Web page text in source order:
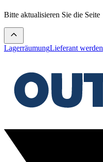
Bitte aktualisieren Sie die Seite
LagerräumungLieferant werden